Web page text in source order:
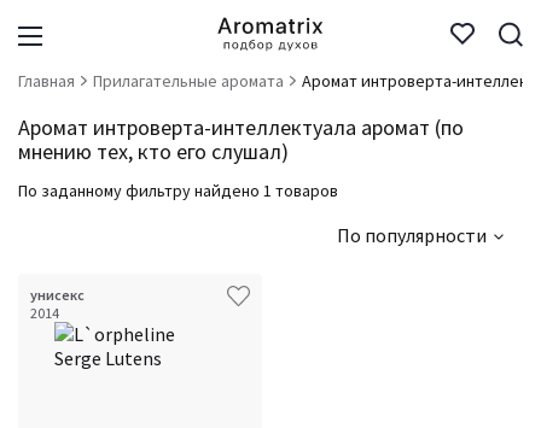
Главная Прилагательные аромата Аромат интроверта-
Аромат интроверта-интеллектуала аромат (по
мнению тех, кто его слушал)
По заданному фильтру найдено 1 товаров
По популярности
унисекс
2014